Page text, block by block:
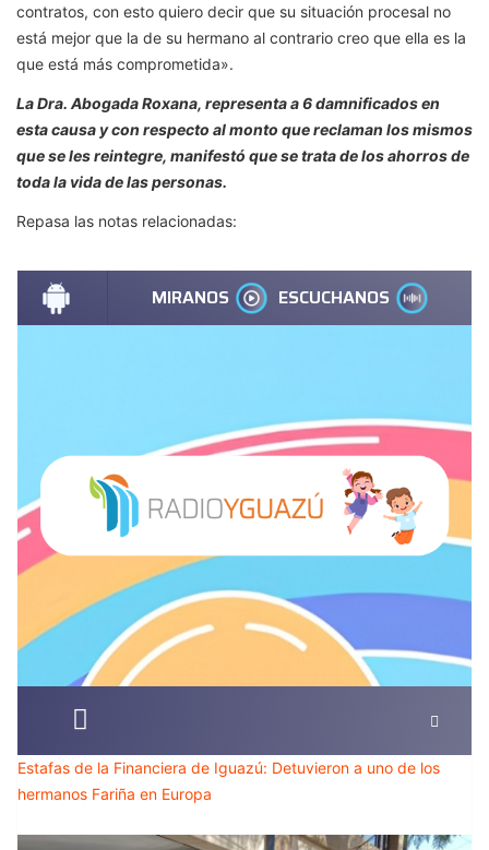
contratos, con esto quiero decir que su situación procesal no
está mejor que la de su hermano al contrario creo que ella es la
que está más comprometida».
La Dra. Abogada Roxana, representa a 6 damnificados en
esta causa y con respecto al monto que reclaman los mismos
que se les reintegre, manifestó que se trata de los ahorros de
toda la vida de las personas.
Repasa las notas relacionadas: